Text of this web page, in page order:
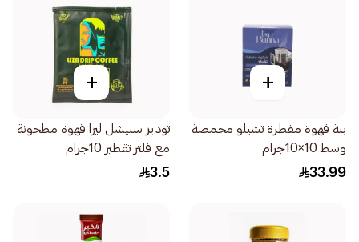
+
بنة قهوة مقطرة تشيلو محمصة
وسط 10×10جرام
33.99
+
توديز سبيشل ليزا قهوة مطحونة
مع فلتر تقطير 10جرام
3.5